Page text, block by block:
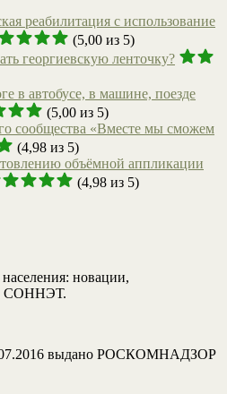
реабилитация с использование
(5,00 из 5)
георгиевскую ленточку?
в автобусе, в машине, поезде
(5,00 из 5)
сообщества «Вместе мы сможем
(4,98 из 5)
объёмной аппликации
(4,98 из 5)
новации,
СОННЭТ.
выдано РОСКОМНАДЗОР